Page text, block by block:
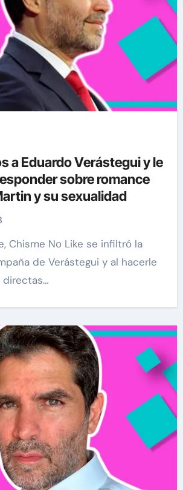
a Eduardo Verástegui y le
sobre romance
y su sexualidad
de Verástegui y al hacerle
directas…